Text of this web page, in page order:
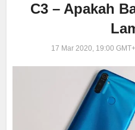
C3 – Apakah
17 Mar 2020, 19:00